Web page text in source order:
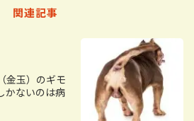
関連記事
金玉）のギモ
かないのは病